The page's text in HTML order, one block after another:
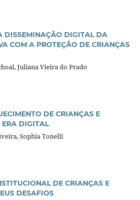
DISSEMINAÇÃO DIGITAL DA
COM A PROTEÇÃO DE CRIANÇAS
Juliana Vieira do Prado
DE CRIANÇAS E
ERA DIGITAL
Sophia Tonelli
DE CRIANÇAS E
DESAFIOS